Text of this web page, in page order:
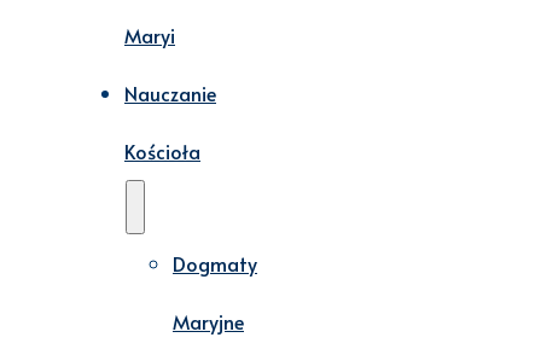
Maryi
Nauczanie
Kościoła
Dogmaty
Maryjne